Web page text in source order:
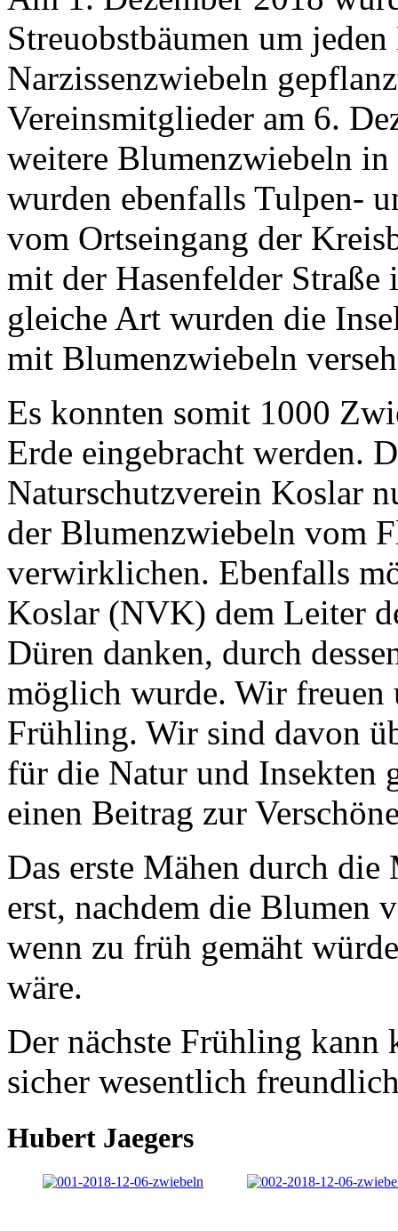
Streuobstbäumen um
Narzissenzwiebeln
Vereinsmitglieder am 6.
weitere Blumenzwiebeln
wurden ebenfalls Tulpen-
vom Ortseingang der
mit der Hasenfelder
gleiche Art wurden die
mit Blumenzwiebeln
Es konnten somit 1000
Erde eingebracht werden.
Naturschutzverein Koslar
der Blumenzwiebeln vom
verwirklichen. Ebenfalls
Koslar (NVK) dem Leiter
Düren danken, durch
möglich wurde. Wir freuen
Frühling. Wir sind davon
für die Natur und Insekten
einen Beitrag zur
Das erste Mähen durch
erst, nachdem die Blumen
wenn zu früh gemäht
wäre.
Der nächste Frühling
sicher wesentlich
Hubert Jaegers